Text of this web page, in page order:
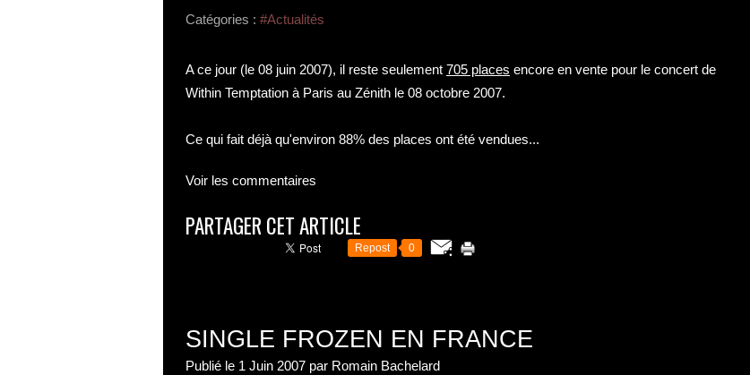
Catégories : #Actualités
A ce jour (le 08 juin 2007), il reste seulement 705 places encore en vente pour le concert de
Within Temptation à Paris au Zénith le 08 octobre 2007.
Ce qui fait déjà qu'environ 88% des places ont été vendues...
Voir les commentaires
PARTAGER CET ARTICLE
Repost 0
SINGLE FROZEN EN FRANCE
Publié le 1 Juin 2007 par Romain Bachelard